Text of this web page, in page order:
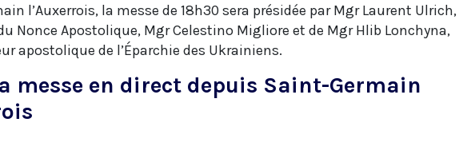
l’Auxerrois, la messe de 18h30 sera présidée par Mgr Laurent Ulrich,
Nonce Apostolique, Mgr Celestino Migliore et de Mgr Hlib Lonchyna,
apostolique de l’Éparchie des Ukrainiens.
messe en direct depuis Saint-Germain